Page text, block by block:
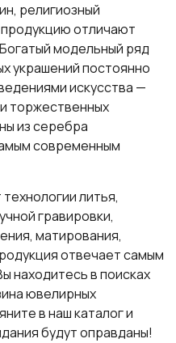
религиозный
отличают
модельный ряд
украшений постоянно
искусства —
торжественных
из серебра
современным
литья,
гравировки,
матирования,
отвечает самым
находитесь в поисках
ювелирных
в наш каталог и
будут оправданы!